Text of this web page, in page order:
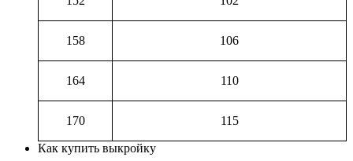
158 106
164 110
170 115
Как купить выкройку